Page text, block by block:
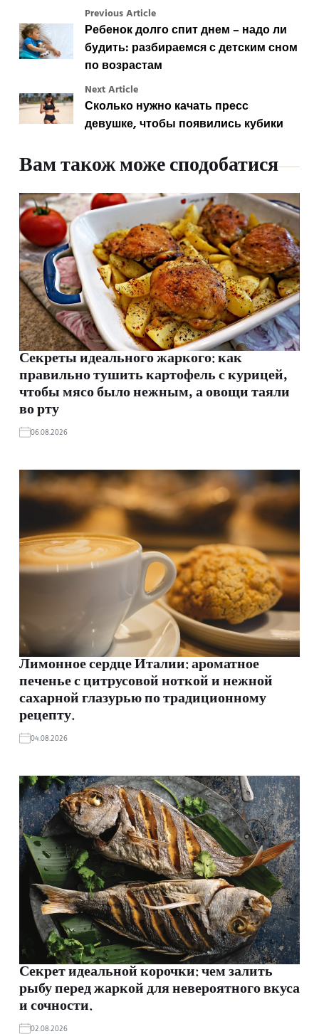
Previous Article
Ребенок долго спит днем – надо ли
будить: разбираемся с детским сном
по возрастам
Next Article
Сколько нужно качать пресс
девушке, чтобы появились кубики
Вам також може сподобатися
Секреты идеального жаркого: как
правильно тушить картофель с курицей,
чтобы мясо было нежным, а овощи таяли
во рту
06.08.2026
Лимонное сердце Италии: ароматное
печенье с цитрусовой ноткой и нежной
сахарной глазурью по традиционному
рецепту.
04.08.2026
Секрет идеальной корочки: чем залить
рыбу перед жаркой для невероятного вкуса
и сочности.
02.08.2026